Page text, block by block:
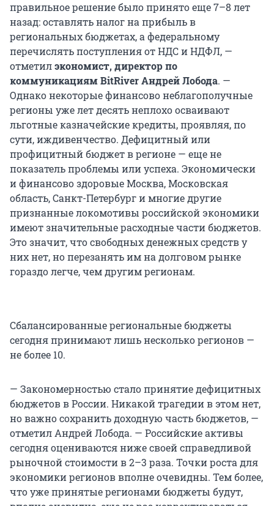
правильное решение было принято еще 7–8 лет
назад: оставлять налог на прибыль в
региональных бюджетах, а федеральному
перечислять поступления от НДС и НДФЛ, —
отметилэкономист, директор по
коммуникациям BitRiverАндрей Лобода. —
Однако некоторые финансово неблагополучные
регионы уже лет десять неплохо осваивают
льготные казначейские кредиты, проявляя, по
сути, иждивенчество. Дефицитный или
профицитный бюджет в регионе — еще не
показатель проблемы или успеха. Экономически
и финансово здоровые Москва, Московская
область, Санкт-Петербург и многие другие
признанные локомотивы российской экономики
имеют значительные расходные части бюджетов.
Это значит, что свободных денежных средств у
них нет, но перезанять им на долговом рынке
гораздо легче, чем другим регионам.
Сбалансированные региональные бюджеты
сегодня принимают лишь несколько регионов —
не более 10.
— Закономерностью стало принятие дефицитных
бюджетов в России. Никакой трагедии в этом нет,
но важно сохранить доходную часть бюджетов, —
отметил Андрей Лобода. — Российские активы
сегодня оцениваются ниже своей справедливой
рыночной стоимости в 2–3 раза. Точки роста для
экономики регионов вполне очевидны. Тем более,
что уже принятые регионами бюджеты будут,